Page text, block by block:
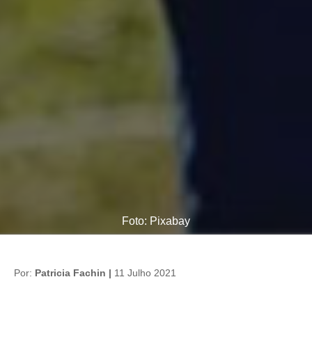
Foto: Pixabay
Por: Patricia Fachin | 11 Julho 2021